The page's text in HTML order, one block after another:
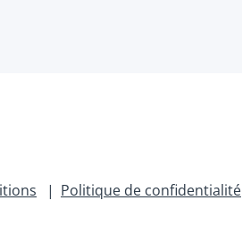
Politique de confidentialité